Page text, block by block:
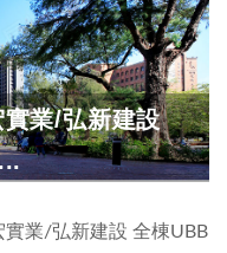
業/弘新建設
實業/弘新建設 全棟UBB